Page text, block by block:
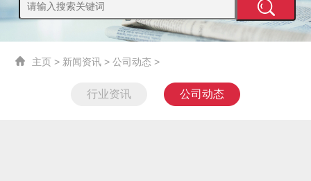
主页 > 新闻资讯 >公司动态 >
行业资讯 公司动态